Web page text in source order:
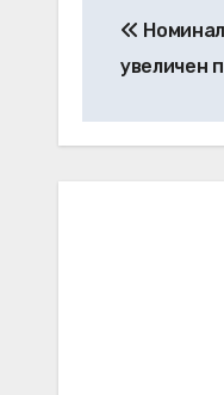
по
увеличен